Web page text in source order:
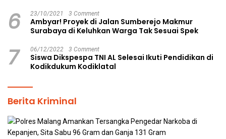
6 23/10/2021 3 Comment
Ambyar! Proyek di Jalan Sumberejo Makmur
Surabaya di Keluhkan Warga Tak Sesuai Spek
7 06/12/2022 3 Comment
Siswa Dikspespa TNI AL Selesai Ikuti Pendidikan di
Kodikdukum Kodiklatal
Berita Kriminal